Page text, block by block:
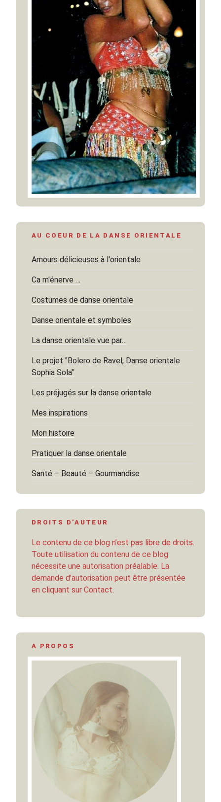
AU COEUR DE LA DANSE ORIENTALE
Amours délicieuses à l'orientale
Ca m'énerve …
Costumes de danse orientale
Danse orientale et symboles
La danse orientale vue par…
Le projet "Bolero de Ravel, Danse orientale
Sophia Sola"
Les préjugés sur la danse orientale
Mes inspirations
Mon histoire
Pratiquer la danse orientale
Santé – Beauté – Gourmandise
DROITS D’AUTEUR
Le contenu de ce blog n’est pas libre de droits.
Toute utilisation du contenu de ce blog
nécessite une autorisation préalable. La
demande d’autorisation peut être présentée
en cliquant sur Contact.
A PROPOS